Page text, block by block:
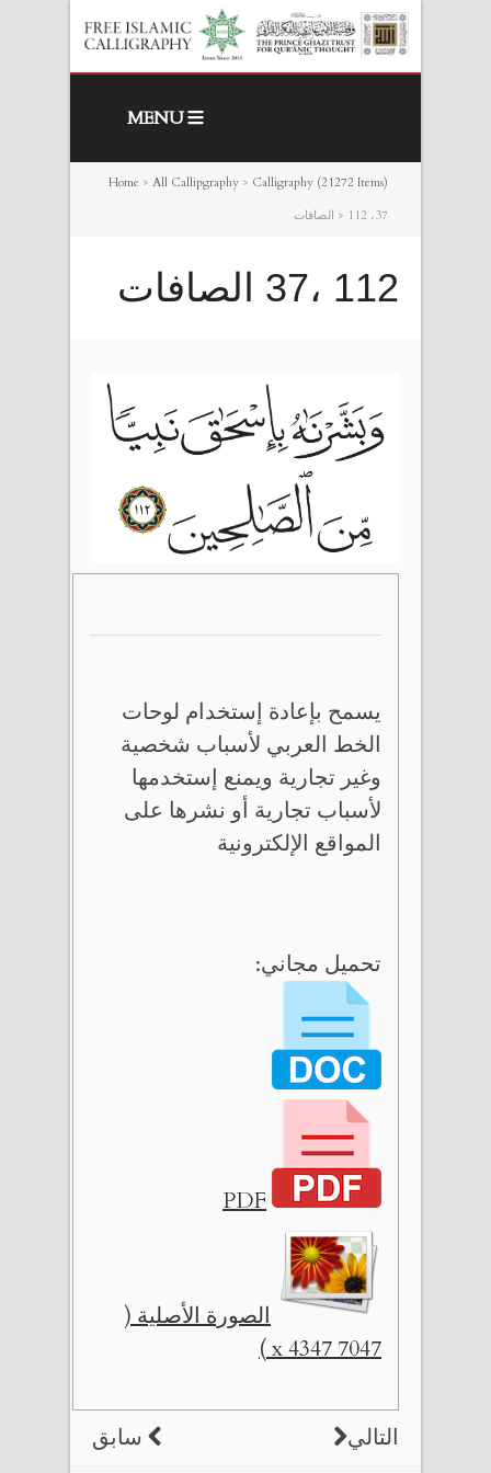
MENU
Home > All Callipgraphy > Calligraphy (21272 Items)
> 112 ،37 الصافات
112 ،37 الصافات
يسمح بإعادة إستخدام لوحات
الخط العربي لأسباب شخصية
وغير تجارية ويمنع إستخدمها
لأسباب تجارية أو نشرها على
المواقع الإلكترونية
تحميل مجاني:
PDF
الصورة الأصلية (
7047 x 4347 )
سابق التالي